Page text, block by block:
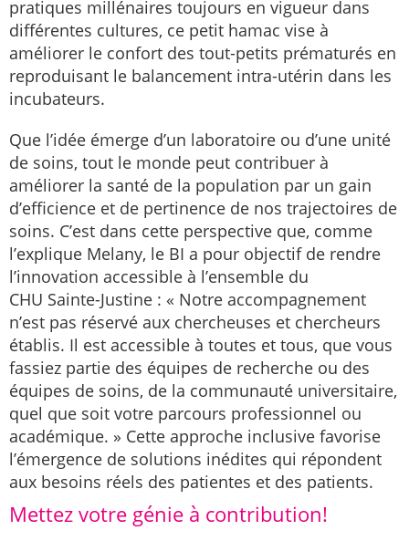
pratiques millénaires toujours en vigueur dans
différentes cultures, ce petit hamac vise à
améliorer le confort des tout-petits prématurés en
reproduisant le balancement intra-utérin dans les
incubateurs.
Que l’idée émerge d’un laboratoire ou d’une unité
de soins, tout le monde peut contribuer à
améliorer la santé de la population par un gain
d’efficience et de pertinence de nos trajectoires de
soins. C’est dans cette perspective que, comme
l’explique Melany, le BI a pour objectif de rendre
l’innovation accessible à l’ensemble du
CHU Sainte-Justine : « Notre accompagnement
n’est pas réservé aux chercheuses et chercheurs
établis. Il est accessible à toutes et tous, que vous
fassiez partie des équipes de recherche ou des
équipes de soins, de la communauté universitaire,
quel que soit votre parcours professionnel ou
académique. » Cette approche inclusive favorise
l’émergence de solutions inédites qui répondent
aux besoins réels des patientes et des patients.
Mettez votre génie à contribution!